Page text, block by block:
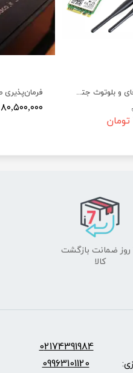
۸۰,۵۰۰,۰۰۰ تومان
ماژول وای فای و بلوتوث جتسون نانو به همراه آنتن Wireless AC8265 WiFi and Bluetooth
​​​​​​​کالا
02174391984
09963101120